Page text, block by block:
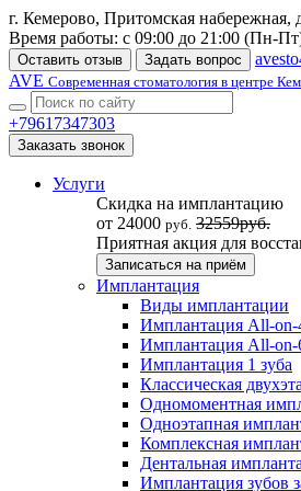
г. Кемерово, Притомская набережная,
Время работы: с 09:00 до 21:00 (Пн-
Оставить отзыв Задать вопрос
AVE Современная стоматология в центре
+79617347303
Заказать звонок
Услуги
Скидка на имплантацию
от 24000 руб. 32559руб.
Приятная акция для
Записаться на приём
Имплантация
Виды имплантации
Имплантация All-on-
Имплантация All-on-
Имплантация 1 зуба
Классическая
Одномоментная
Одноэтапная
Комплексная
Дентальная
Имплантация зубов